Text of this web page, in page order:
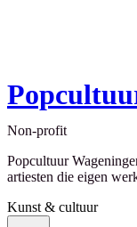
Non-profit
Popcultuur
artiesten die eigen
Kunst & cultuur